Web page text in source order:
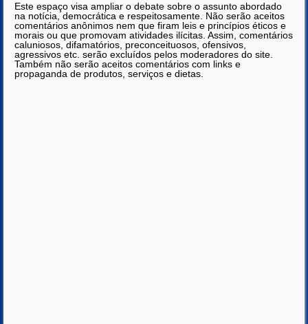
Este espaço visa ampliar o debate sobre o assunto abordado
na notícia, democrática e respeitosamente. Não serão aceitos
comentários anônimos nem que firam leis e princípios éticos e
morais ou que promovam atividades ilícitas. Assim, comentários
caluniosos, difamatórios, preconceituosos, ofensivos,
agressivos etc. serão excluídos pelos moderadores do site.
Também não serão aceitos comentários com links e
propaganda de produtos, serviços e dietas.